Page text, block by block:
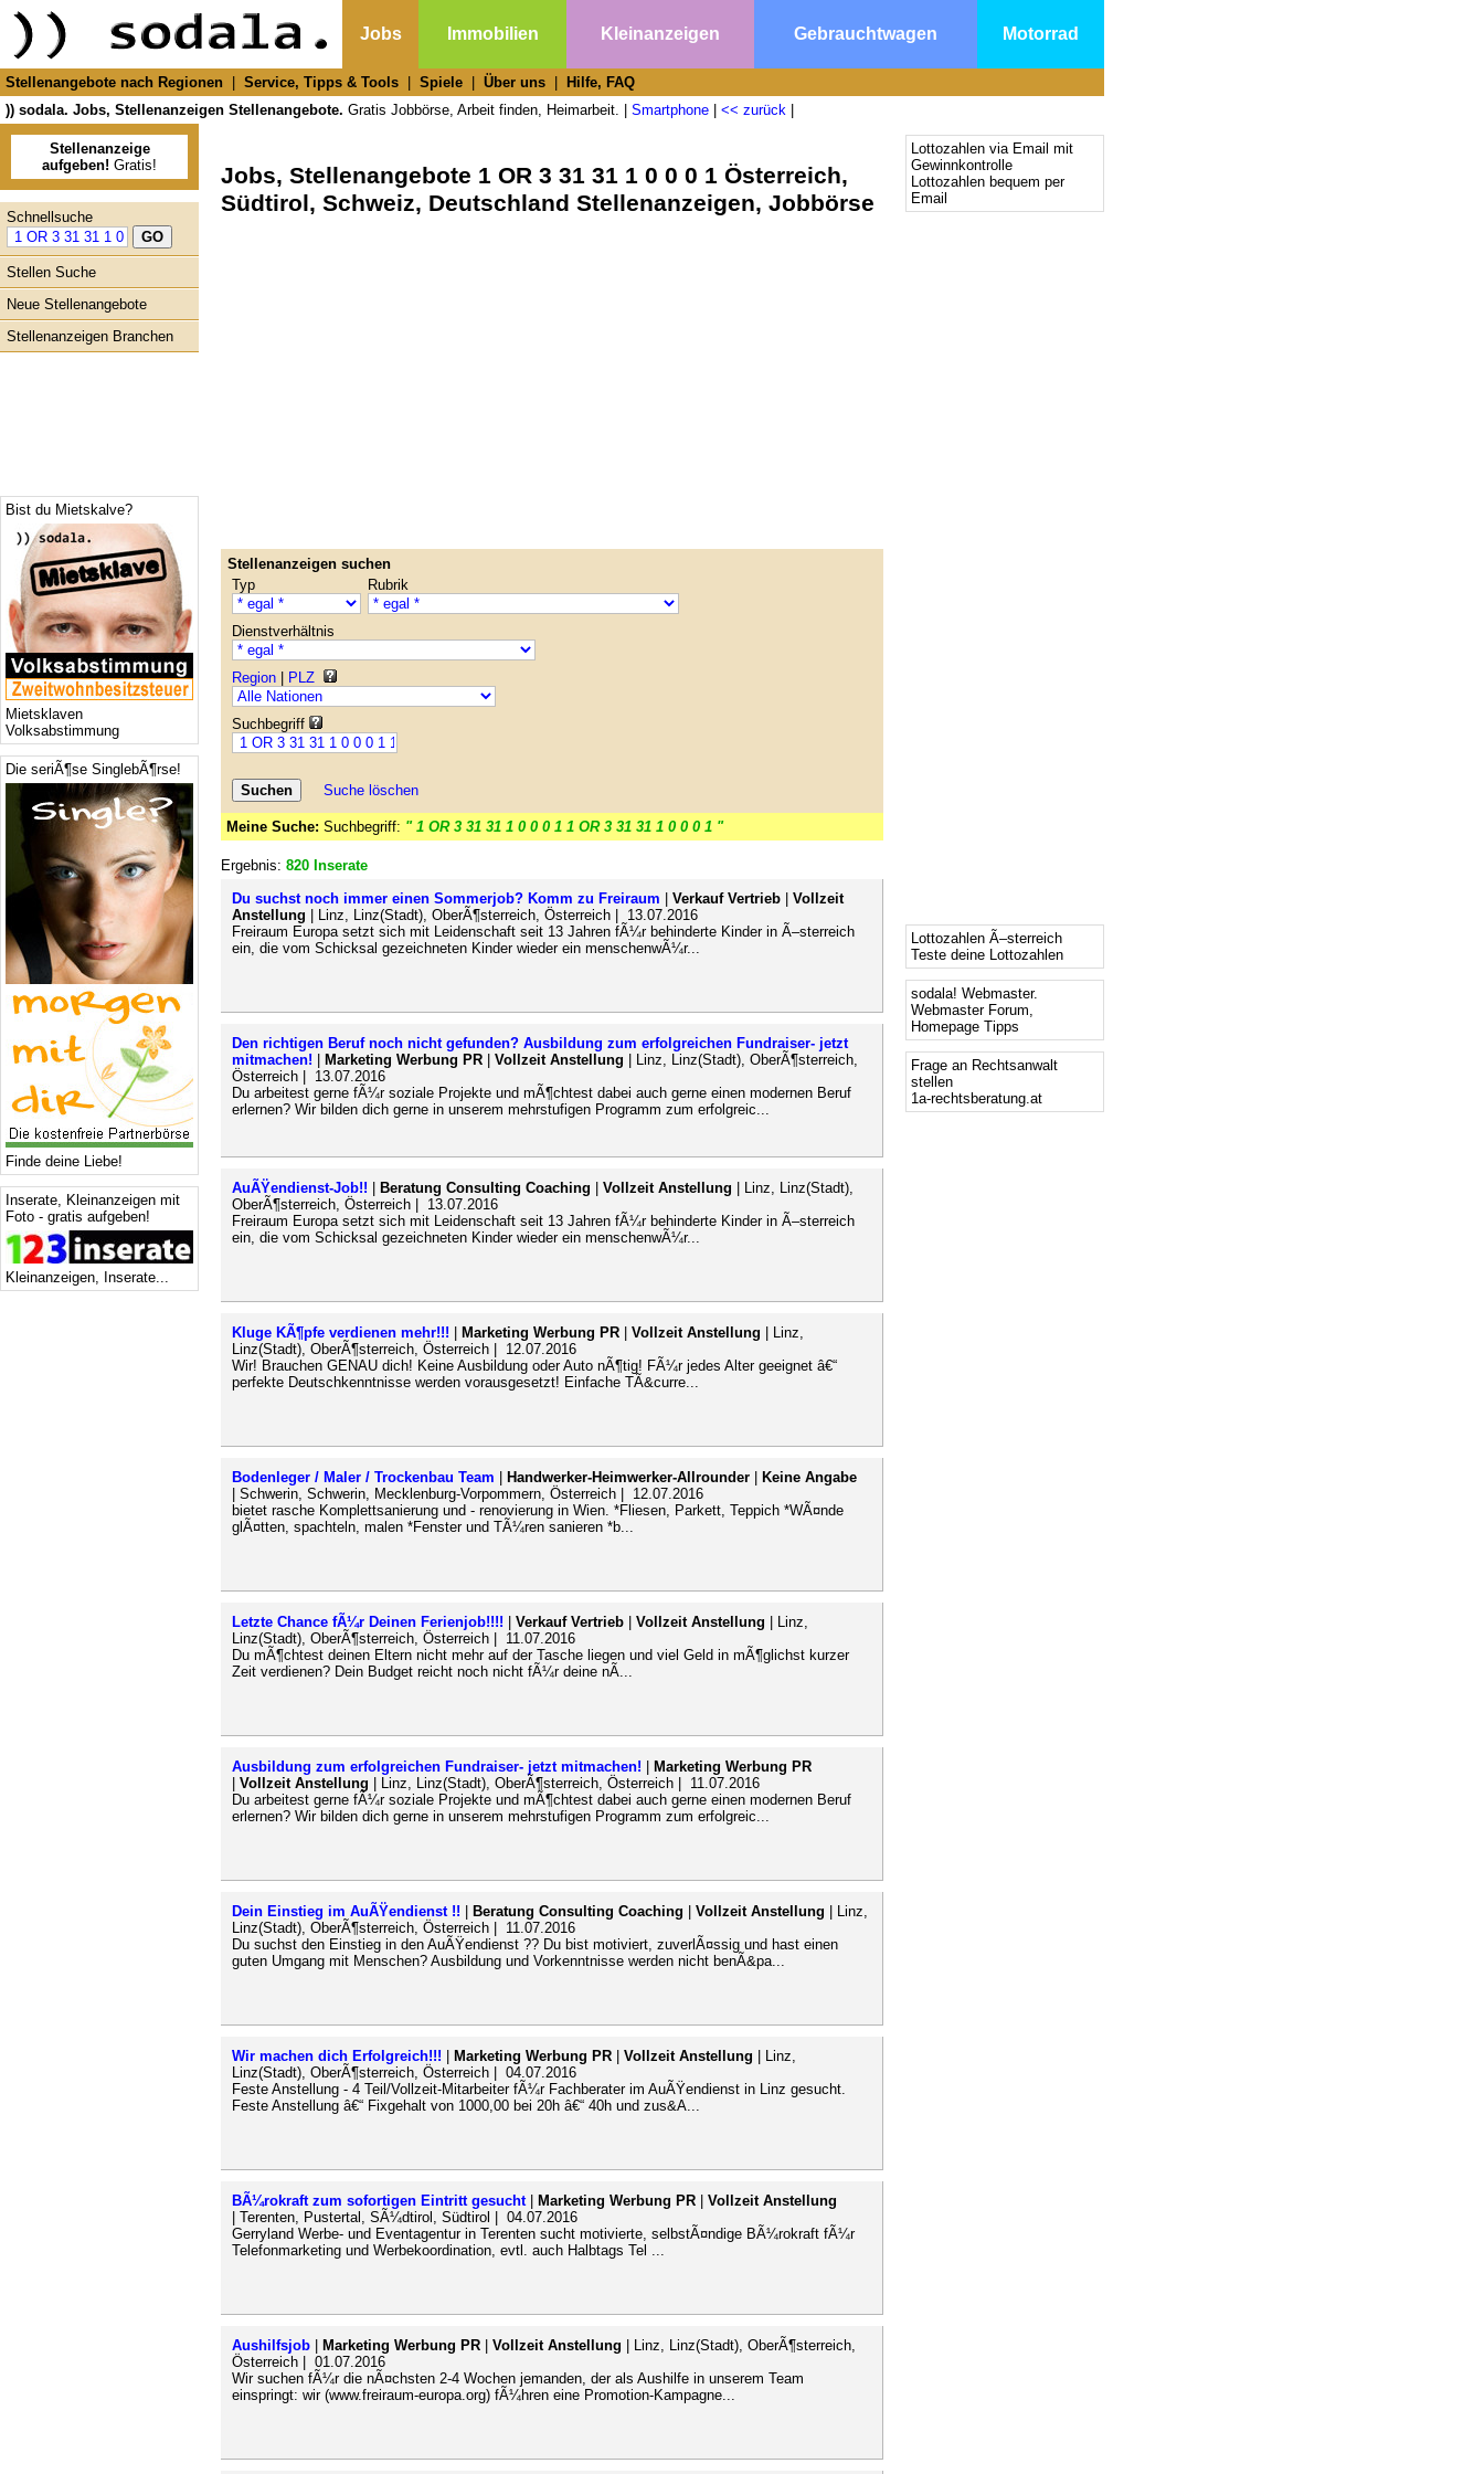
Jobs Immobilien Kleinanzeigen Gebrauchtwagen Motorrad
Stellenangebote nach Regionen Service, Tipps & Tools Spiele Über uns
Hilfe, FAQ
)) sodala. Jobs, Stellenanzeigen Stellenangebote. Gratis Jobbörse, Arbeit finden, Heimarbeit. | Smartphone << zurück
Stellenanzeige
aufgeben! Gratis!
Schnellsuche
Stellen Suche
Neue Stellenangebote
Stellenanzeigen Branchen
Bist du Mietskalve?
Mietsklaven
Volksabstimmung
Die seriÃ¶se SinglebÃ¶rse!
Finde deine Liebe!
Inserate, Kleinanzeigen mit
Foto - gratis aufgeben!
Kleinanzeigen, Inserate...
Jobs, Stellenangebote 1 OR 3 31 31 1 0 0 0 1 Österreich,
Südtirol, Schweiz, Deutschland Stellenanzeigen, Jobbörse
Stellenanzeigen suchen
Typ
Rubrik
Dienstverhältnis
Region PLZ
Suchbegriff
Suche löschen
Meine Suche: Suchbegriff: " 1 OR 3 31 31 1 0 0 0 1 1 OR 3 31 31 1 0 0 0 1 "
Ergebnis: 820 Inserate
Du suchst noch immer einen Sommerjob? Komm zu Freiraum
Verkauf Vertrieb
Vollzeit
Anstellung | Linz, Linz(Stadt), OberÃ¶sterreich, Österreich | 13.07.2016
Freiraum Europa setzt sich mit Leidenschaft seit 13 Jahren fÃ¼r behinderte Kinder in Ã–sterreich
ein, die vom Schicksal gezeichneten Kinder wieder ein menschenwÃ¼r...
Den richtigen Beruf noch nicht gefunden? Ausbildung zum erfolgreichen Fundraiser- jetzt
mitmachen!
Marketing Werbung PR Vollzeit Anstellung | Linz, Linz(Stadt), OberÃ¶sterreich,
Österreich | 13.07.2016
Du arbeitest gerne fÃ¼r soziale Projekte und mÃ¶chtest dabei auch gerne einen modernen Beruf
erlernen? Wir bilden dich gerne in unserem mehrstufigen Programm zum erfolgreic...
AuÃŸendienst-Job!! Beratung Consulting Coaching Vollzeit Anstellung | Linz, Linz(Stadt),
OberÃ¶sterreich, Österreich | 13.07.2016
Freiraum Europa setzt sich mit Leidenschaft seit 13 Jahren fÃ¼r behinderte Kinder in Ã–sterreich
ein, die vom Schicksal gezeichneten Kinder wieder ein menschenwÃ¼r...
Kluge KÃ¶pfe verdienen mehr!!! Marketing Werbung PR Vollzeit Anstellung | Linz,
Linz(Stadt), OberÃ¶sterreich, Österreich | 12.07.2016
Wir! Brauchen GENAU dich! Keine Ausbildung oder Auto nÃ¶tig! FÃ¼r jedes Alter geeignet â€“
perfekte Deutschkenntnisse werden vorausgesetzt! Einfache TÃ&curre...
Bodenleger / Maler / Trockenbau Team Handwerker-Heimwerker-Allrounder
Keine Angabe
| Schwerin, Schwerin, Mecklenburg-Vorpommern, Österreich | 12.07.2016
bietet rasche Komplettsanierung und - renovierung in Wien. *Fliesen, Parkett, Teppich *WÃ¤nde
glÃ¤tten, spachteln, malen *Fenster und TÃ¼ren sanieren *b...
Letzte Chance fÃ¼r Deinen Ferienjob!!!! Verkauf Vertrieb Vollzeit Anstellung | Linz,
Linz(Stadt), OberÃ¶sterreich, Österreich | 11.07.2016
Du mÃ¶chtest deinen Eltern nicht mehr auf der Tasche liegen und viel Geld in mÃ¶glichst kurzer
Zeit verdienen? Dein Budget reicht noch nicht fÃ¼r deine nÃ...
Ausbildung zum erfolgreichen Fundraiser- jetzt mitmachen!
Marketing Werbung PR
Vollzeit Anstellung | Linz, Linz(Stadt), OberÃ¶sterreich, Österreich | 11.07.2016
Du arbeitest gerne fÃ¼r soziale Projekte und mÃ¶chtest dabei auch gerne einen modernen Beruf
erlernen? Wir bilden dich gerne in unserem mehrstufigen Programm zum erfolgreic...
Dein Einstieg im AuÃŸendienst !! Beratung Consulting Coaching Vollzeit Anstellung | Linz,
Linz(Stadt), OberÃ¶sterreich, Österreich | 11.07.2016
Du suchst den Einstieg in den AuÃŸendienst ?? Du bist motiviert, zuverlÃ¤ssig und hast einen
guten Umgang mit Menschen? Ausbildung und Vorkenntnisse werden nicht benÃ&pa...
Wir machen dich Erfolgreich!!! Marketing Werbung PR Vollzeit Anstellung | Linz,
Linz(Stadt), OberÃ¶sterreich, Österreich | 04.07.2016
Feste Anstellung - 4 Teil/Vollzeit-Mitarbeiter fÃ¼r Fachberater im AuÃŸendienst in Linz gesucht.
Feste Anstellung â€“ Fixgehalt von 1000,00 bei 20h â€“ 40h und zus&A...
BÃ¼rokraft zum sofortigen Eintritt gesucht| Marketing Werbung PR
Vollzeit Anstellung
| Terenten, Pustertal, SÃ¼dtirol, Südtirol | 04.07.2016
Gerryland Werbe- und Eventagentur in Terenten sucht motivierte, selbstÃ¤ndige BÃ¼rokraft fÃ¼r
Telefonmarketing und Werbekoordination, evtl. auch Halbtags Tel ...
Aushilfsjob Marketing Werbung PR Vollzeit Anstellung | Linz, Linz(Stadt), OberÃ¶sterreich,
Österreich | 01.07.2016
Wir suchen fÃ¼r die nÃ¤chsten 2-4 Wochen jemanden, der als Aushilfe in unserem Team
einspringt: wir (www.freiraum-europa.org) fÃ¼hren eine Promotion-Kampagne...
Lottozahlen via Email mit
Gewinnkontrolle
Lottozahlen bequem per
Email
Lottozahlen Ã–sterreich
Teste deine Lottozahlen
sodala! Webmaster.
Webmaster Forum,
Homepage Tipps
Frage an Rechtsanwalt
stellen
1a-rechtsberatung.at